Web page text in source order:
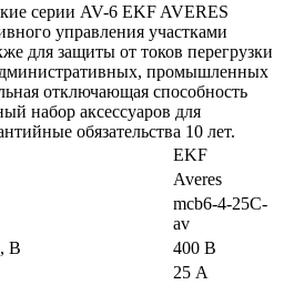
серии AV-6 EKF AVERES
управления участками
для защиты от токов перегрузки
промышленных
отключающая способность
набор аксессуаров для
обязательства 10 лет.
EKF
Averes
mcb6-4-25C-
av
В
400 В
25 А